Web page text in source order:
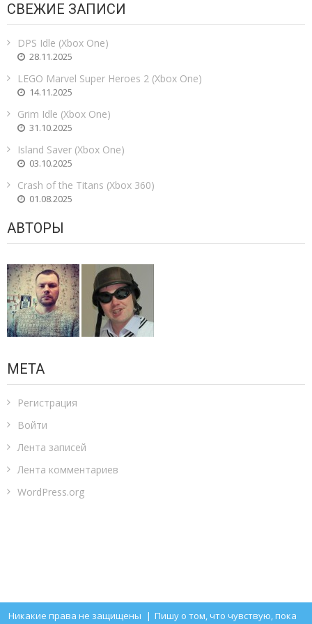
СВЕЖИЕ ЗАПИСИ
DPS Idle (Xbox One)
28.11.2025
LEGO Marvel Super Heroes 2 (Xbox One)
14.11.2025
Grim Idle (Xbox One)
31.10.2025
Island Saver (Xbox One)
03.10.2025
Crash of the Titans (Xbox 360)
01.08.2025
АВТОРЫ
МЕТА
Регистрация
Войти
Лента записей
Лента комментариев
WordPress.org
Никакие права не защищены | Пишу о том, что чувствую, пока